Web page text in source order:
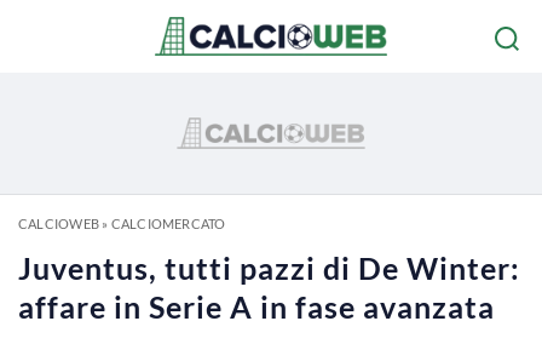
CALCIOWEB» CALCIOMERCATO
Juventus, tutti pazzi di De Winter:
affare in Serie A in fase avanzata